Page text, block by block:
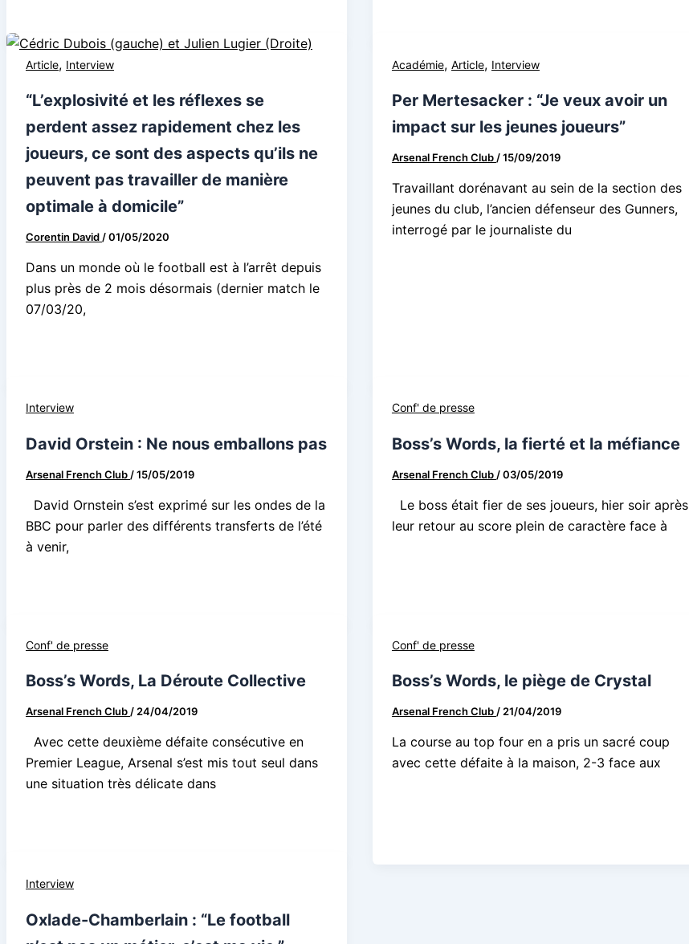
Article, Interview
“L’explosivité et les réflexes se
perdent assez rapidement chez les
joueurs, ce sont des aspects qu’ils ne
peuvent pas travailler de manière
optimale à domicile”
Corentin David /01/05/2020
Dans un monde où le football est à l’arrêt depuis
plus près de 2 mois désormais (dernier match le
07/03/20,
Académie, Article, Interview
Per Mertesacker : “Je veux avoir un
impact sur les jeunes joueurs”
Arsenal French Club /15/09/2019
Travaillant dorénavant au sein de la section des
jeunes du club, l’ancien défenseur des Gunners,
interrogé par le journaliste du
Interview
David Orstein : Ne nous emballons pas
Arsenal French Club /15/05/2019
David Ornstein s’est exprimé sur les ondes de la
BBC pour parler des différents transferts de l’été
à venir,
Conf' de presse
Boss’s Words, la fierté et la méfiance
Arsenal French Club /03/05/2019
Le boss était fier de ses joueurs, hier soir après
leur retour au score plein de caractère face à
Conf' de presse
Boss’s Words, La Déroute Collective
Arsenal French Club/24/04/2019
Avec cette deuxième défaite consécutive en
Premier League, Arsenal s’est mis tout seul dans
une situation très délicate dans
Conf' de presse
Boss’s Words, le piège de Crystal
Arsenal French Club/21/04/2019
La course au top four en a pris un sacré coup
avec cette défaite à la maison, 2-3 face aux
Interview
Oxlade-Chamberlain : “Le football